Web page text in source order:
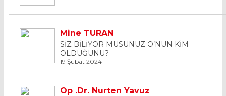
Mine TURAN
SİZ BİLİYOR MUSUNUZ O’NUN KİM
OLDUĞUNU?
19 Şubat 2024
Op .Dr. Nurten Yavuz